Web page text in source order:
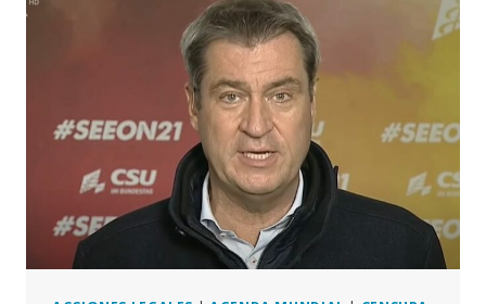
ACABAR
INFLUENCIA
Y
LA
CORRUPCIÓN
DE